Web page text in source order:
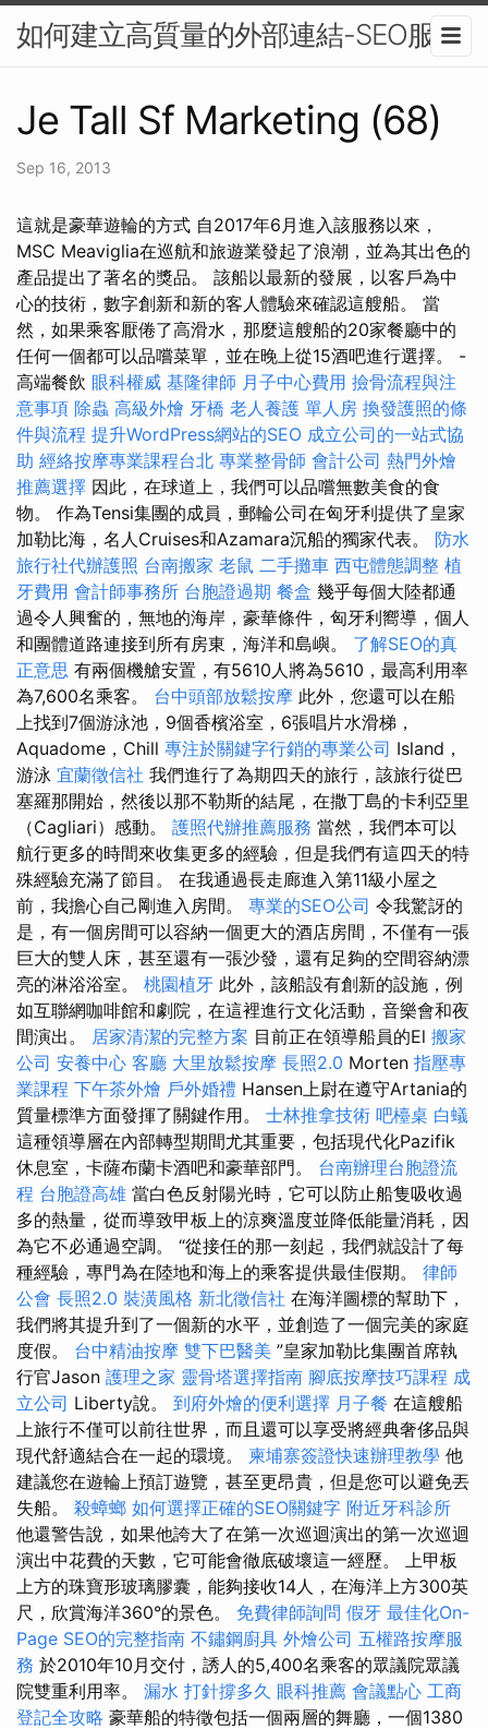
如何建立高質量的外部連結-SEO服務
Je Tall Sf Marketing (68)
Sep 16, 2013
這就是豪華遊輪的方式 自2017年6月進入該服務以來，
MSC Meaviglia在巡航和旅遊業發起了浪潮，並為其出色的
產品提出了著名的獎品。 該船以最新的發展，以客戶為中
心的技術，數字創新和新的客人體驗來確認這艘船。 當
然，如果乘客厭倦了高滑水，那麼這艘船的20家餐廳中的
任何一個都可以品嚐菜單，並在晚上從15酒吧進行選擇。 -
高端餐飲 眼科權威 基隆律師 月子中心費用 撿骨流程與注
意事項 除蟲 高級外燴 牙橋 老人養護 單人房 換發護照的條
件與流程 提升WordPress網站的SEO 成立公司的一站式協
助 經絡按摩專業課程台北 專業整骨師 會計公司 熱門外燴
推薦選擇 因此，在球道上，我們可以品嚐無數美食的食
物。 作為Tensi集團的成員，郵輪公司在匈牙利提供了皇家
加勒比海，名人Cruises和Azamara沉船的獨家代表。 防水
旅行社代辦護照 台南搬家 老鼠 二手攤車 西屯體態調整 植
牙費用 會計師事務所 台胞證過期 餐盒 幾乎每個大陸都通
過令人興奮的，無地的海岸，豪華條件，匈牙利嚮導，個人
和團體道路連接到所有房東，海洋和島嶼。 了解SEO的真
正意思 有兩個機艙安置，有5610人將為5610，最高利用率
為7,600名乘客。 台中頭部放鬆按摩 此外，您還可以在船
上找到7個游泳池，9個香檳浴室，6張唱片水滑梯，
Aquadome，Chill 專注於關鍵字行銷的專業公司 Island，
游泳 宜蘭徵信社 我們進行了為期四天的旅行，該旅行從巴
塞羅那開始，然後以那不勒斯的結尾，在撒丁島的卡利亞里
（Cagliari）感動。 護照代辦推薦服務 當然，我們本可以
航行更多的時間來收集更多的經驗，但是我們有這四天的特
殊經驗充滿了節目。 在我通過長走廊進入第11級小屋之
前，我擔心自己剛進入房間。 專業的SEO公司 令我驚訝的
是，有一個房間可以容納一個更大的酒店房間，不僅有一張
巨大的雙人床，甚至還有一張沙發，還有足夠的空間容納漂
亮的淋浴浴室。 桃園植牙 此外，該船設有創新的設施，例
如互聯網咖啡館和劇院，在這裡進行文化活動，音樂會和夜
間演出。 居家清潔的完整方案 目前正在領導船員的El 搬家
公司 安養中心 客廳 大里放鬆按摩 長照2.0 Morten 指壓專
業課程 下午茶外燴 戶外婚禮 Hansen上尉在遵守Artania的
質量標準方面發揮了關鍵作用。 士林推拿技術 吧檯桌 白蟻
這種領導層在內部轉型期間尤其重要，包括現代化Pazifik
休息室，卡薩布蘭卡酒吧和豪華部門。 台南辦理台胞證流
程 台胞證高雄 當白色反射陽光時，它可以防止船隻吸收過
多的熱量，從而導致甲板上的涼爽溫度並降低能量消耗，因
為它不必通過空調。 “從接任的那一刻起，我們就設計了每
種經驗，專門為在陸地和海上的乘客提供最佳假期。 律師
公會 長照2.0 裝潢風格 新北徵信社 在海洋圖標的幫助下，
我們將其提升到了一個新的水平，並創造了一個完美的家庭
度假。 台中精油按摩 雙下巴醫美 ”皇家加勒比集團首席執
行官Jason 護理之家 靈骨塔選擇指南 腳底按摩技巧課程 成
立公司 Liberty說。 到府外燴的便利選擇 月子餐 在這艘船
上旅行不僅可以前往世界，而且還可以享受將經典奢侈品與
現代舒適結合在一起的環境。 柬埔寨簽證快速辦理教學 他
建議您在遊輪上預訂遊覽，甚至更昂貴，但是您可以避免丟
失船。 殺蟑螂 如何選擇正確的SEO關鍵字 附近牙科診所
他還警告說，如果他誇大了在第一次巡迴演出的第一次巡迴
演出中花費的天數，它可能會徹底破壞這一經歷。 上甲板
上方的珠寶形玻璃膠囊，能夠接收14人，在海洋上方300英
尺，欣賞海洋360°的景色。 免費律師詢問 假牙 最佳化On-
Page SEO的完整指南 不鏽鋼廚具 外燴公司 五權路按摩服
務 於2010年10月交付，誘人的5,400名乘客的眾議院眾議
院雙重利用率。 漏水 打針撐多久 眼科推薦 會議點心 工商
登記全攻略 豪華船的特徵包括一個兩層的舞廳，一個1380